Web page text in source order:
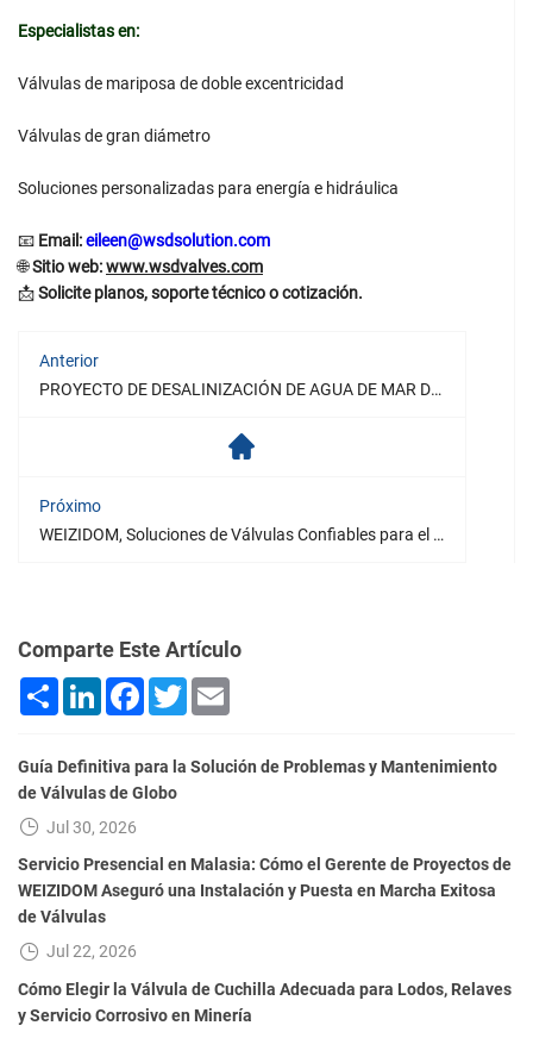
Especialistas en:
Válvulas de mariposa de doble excentricidad
Válvulas de gran diámetro
Soluciones personalizadas para energía e hidráulica
📧 Email:eileen@wsdsolution.com
🌐Sitio web:www.wsdvalves.com
📩Solicite planos, soporte técnico o cotización.
Anterior
PROYECTO DE DESALINIZACIÓN DE AGUA DE MAR DE SAUDI ARAMCO
Próximo
WEIZIDOM, Soluciones de Válvulas Confiables para el Mayor Proyecto de Tratamiento de Agua en Colombia
Comparte Este Artículo
ShareLinkedInFacebook
Twitter
Guía Definitiva para la Solución de Problemas y Mantenimiento
de Válvulas de Globo
Jul 30, 2026
Servicio Presencial en Malasia: Cómo el Gerente de Proyectos de
WEIZIDOM Aseguró una Instalación y Puesta en Marcha Exitosa
de Válvulas
Jul 22, 2026
Cómo Elegir la Válvula de Cuchilla Adecuada para Lodos, Relaves
y Servicio Corrosivo en Minería